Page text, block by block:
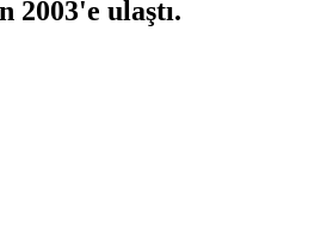
2003'e ulaştı.